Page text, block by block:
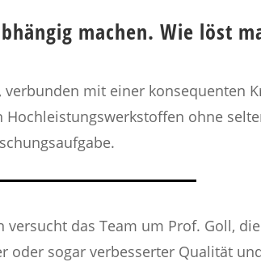
machen. Wie löst
mit einer konsequenten
ohne
das Team um Prof. Goll,
sogar verbesserter Qualität